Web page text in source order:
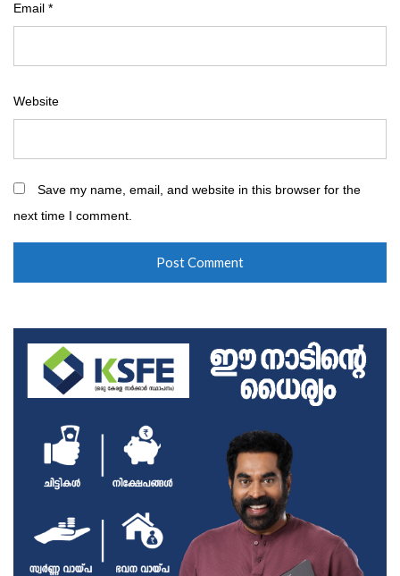
Email *
Website
Save my name, email, and website in this browser for the
next time I comment.